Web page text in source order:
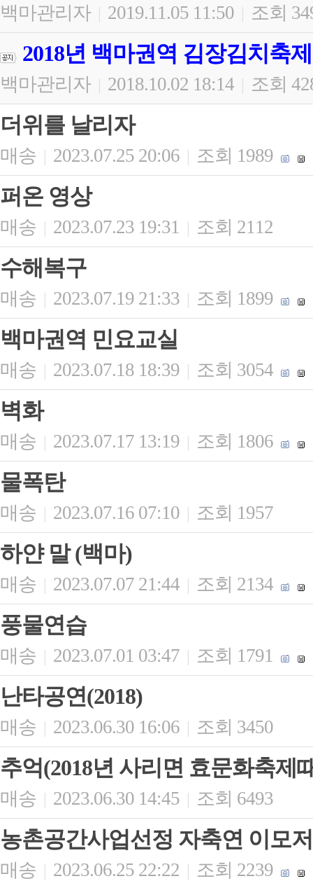
백마관리자 | 2019.11.05 11:50 | 조회
2018년 백마권역 김장김치축제
백마관리자 | 2018.10.02 18:14 | 조회
더위를 날리자
매송 | 2023.07.25 20:06 | 조회 1989
퍼온 영상
매송 | 2023.07.23 19:31 | 조회 2112
수해복구
매송 | 2023.07.19 21:33 | 조회 1899
백마권역 민요교실
매송 | 2023.07.18 18:39 | 조회 3054
벽화
매송 | 2023.07.17 13:19 | 조회 1806
물폭탄
매송 | 2023.07.16 07:10 | 조회 1957
하얀 말 (백마)
매송 | 2023.07.07 21:44 | 조회 2134
풍물연습
매송 | 2023.07.01 03:47 | 조회 1791
난타공연(2018)
매송 | 2023.06.30 16:06 | 조회 3450
추억(2018년 사리면 효문화축제
매송 | 2023.06.30 14:45 | 조회 6493
농촌공간사업선정 자축연 이모
매송 | 2023.06.25 22:22 | 조회 2239